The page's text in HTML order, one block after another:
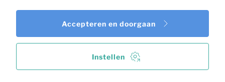
Instellen
Accepteren en doorgaan